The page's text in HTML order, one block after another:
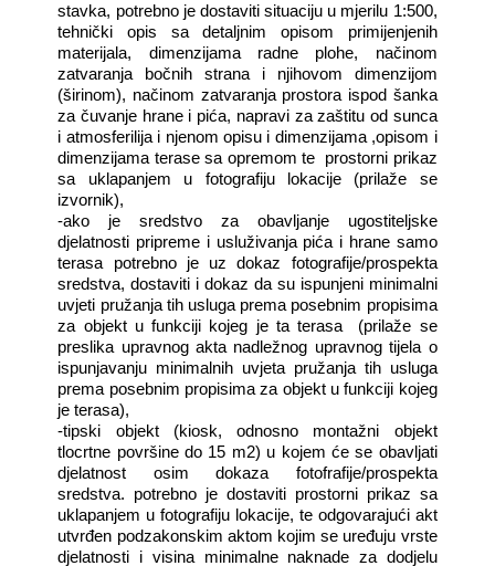
stavka, potrebno je dostaviti situaciju u mjerilu 1:500,
tehnički opis sa detaljnim opisom primijenjenih
materijala, dimenzijama radne plohe, načinom
zatvaranja bočnih strana i njihovom dimenzijom
(širinom), načinom zatvaranja prostora ispod šanka
za čuvanje hrane i pića, napravi za zaštitu od sunca
i atmosferilija i njenom opisu i dimenzijama ,opisom i
dimenzijama terase sa opremom te
prostorni prikaz
sa uklapanjem u fotografiju lokacije (prilaže se
izvornik),
-ako je sredstvo za obavljanje ugostiteljske
djelatnosti pripreme i usluživanja pića i hrane samo
terasa potrebno je uz dokaz fotografije/prospekta
sredstva, dostaviti i dokaz da su ispunjeni minimalni
uvjeti pružanja tih usluga prema posebnim propisima
za objekt u funkciji kojeg je ta terasa
(prilaže se
preslika upravnog akta nadležnog upravnog tijela o
ispunjavanju minimalnih uvjeta pružanja tih usluga
prema posebnim propisima za objekt u funkciji kojeg
je terasa),
-tipski objekt (kiosk, odnosno montažni objekt
tlocrtne površine do 15 m2) u kojem će se obavljati
djelatnost osim dokaza fotofrafije/prospekta
sredstva. potrebno je dostaviti prostorni prikaz sa
uklapanjem u fotografiju lokacije, te odgovarajući akt
utvrđen podzakonskim aktom kojim se uređuju vrste
djelatnosti i visina minimalne naknade za dodjelu